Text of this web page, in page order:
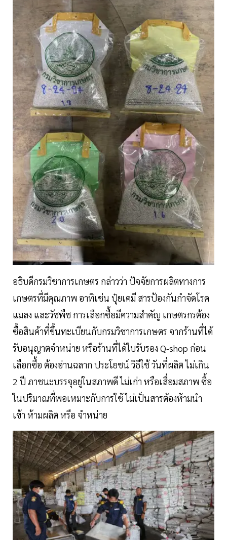
อธิบดีกรมวิชาการเกษตร กล่าวว่า ปัจจัยการผลิตทางการ
เกษตรที่มีคุณภาพ อาทิเช่น ปุ๋ยเคมี สารป้องกันกำจัดโรค
แมลง และวัชพืช การเลือกซื้อมีความสำคัญ เกษตรกรต้อง
ซื้อสินค้าที่ขึ้นทะเบียนกับกรมวิชาการเกษตร จากร้านที่ได้
รับอนุญาตจำหน่าย หรือร้านที่ได้ใบรับรอง Q-shop ก่อน
เลือกซื้อ ต้องอ่านฉลาก ประโยชน์ วิธีใช้ วันที่ผลิต ไม่เกิน
2 ปี ภาชนะบรรจุอยู่ในสภาพดี ไม่เก่า หรือเสื่อมสภาพ ซื้อ
ในปริมาณที่พอเหมาะกับการใช้ ไม่เป็นสารต้องห้ามนำ
เข้า ห้ามผลิต หรือ จำหน่าย